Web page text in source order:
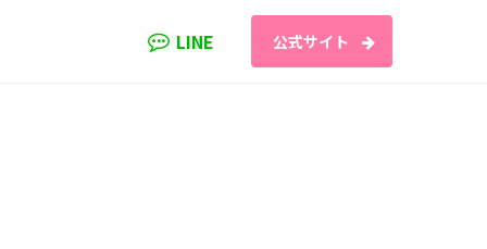
LINE 公式サイト